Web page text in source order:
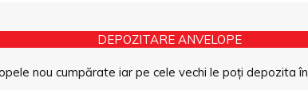
DEPOZITARE ANVELOPE
nou cumpărate iar pe cele vechi le poți depozita în